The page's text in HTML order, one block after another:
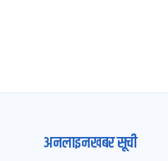
अनलाइनखबर सूची